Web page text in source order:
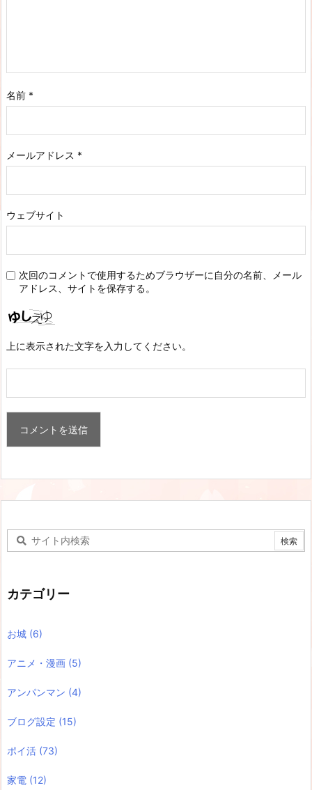
名前 *
メールアドレス *
ウェブサイト
次回のコメントで使用するためブラウザーに自分の名前、メール
アドレス、サイトを保存する。
上に表示された文字を入力してください。
カテゴリー
お城 (6)
アニメ・漫画 (5)
アンパンマン (4)
ブログ設定 (15)
ポイ活 (73)
家電 (12)